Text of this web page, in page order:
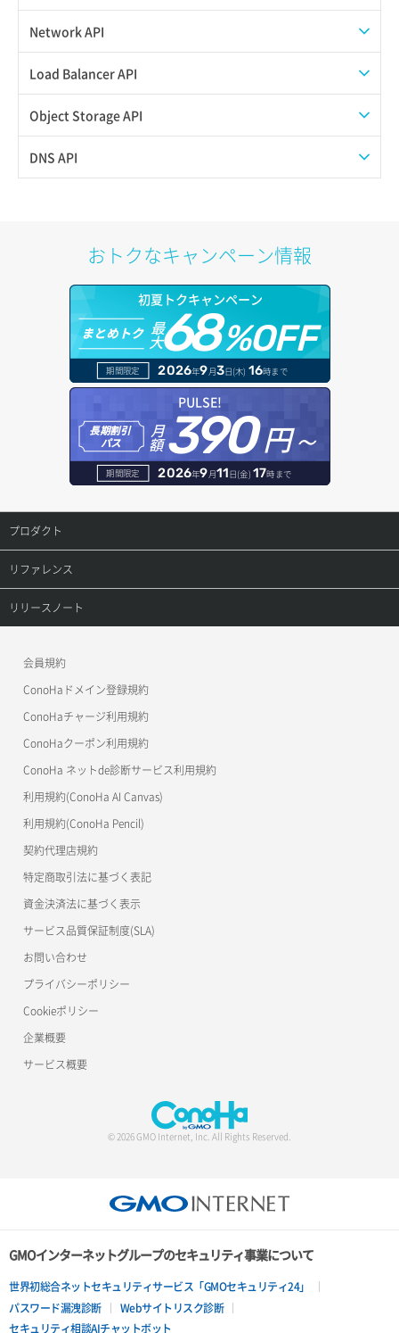
スナップショット削除
スナップショット詳細取得（アイテム指定）
バックアップリストア
バックアップ詳細一覧取得
ボリュームイメージ保存
ボリュームタイプ一覧取得
ボリュームタイプ詳細取得
ボリューム一覧取得
ボリューム削除
ボリューム更新
ボリューム詳細一覧取得
自動バックアップ有効化
ISOイメージ作成
イメージ一覧取得
イメージ保存容量変更
イメージ詳細取得
ISOイメージ挿入/排出
SSHキーペア一覧取得
SSHキーペア作成
アタッチ済みポート詳細取得
アタッチ済みボリューム一覧
アタッチ済みボリューム詳細取得
コンソールURL発行
サーバーに紐づくアドレス取得
サーバーに紐づくアドレス取得（ネットワーク指定）
サーバープラン一覧取得
サーバープラン変更
サーバープラン詳細一覧取得
サーバープラン詳細取得
サーバーメタデータ取得
サーバーメタデータ更新（ネームタグ変更）
サーバー一覧取得
サーバー作成
サーバー再構築（OS再インストール）
サーバー利用状況グラフ（ディスクIO）
サーバー削除
ポートデタッチ
ボリュームアタッチ
ボリュームデタッチ
Network API
QoSポリシー一覧取得
QoSポリシー詳細取得
サブネット一覧取得
サブネット詳細取得
セキュリティグループ ルール一覧取得
セキュリティグループ ルール作成
セキュリティグループ ルール削除
セキュリティグループ ルール詳細取得
セキュリティグループ一覧取得
ネットワーク一覧取得
ネットワーク作成（ローカルネットワーク用）
ネットワーク削除（ローカルネットワーク用）
ネットワーク詳細取得
ポート一覧取得
ポート作成（ローカルネットワーク用）
ポート作成（追加IP用）
ポート削除
ポート詳細取得
Load Balancer API
プール一覧取得
プール作成
ヘルスモニタ一覧取得
ヘルスモニタ作成
ヘルスモニタ削除
ヘルスモニタ更新
ヘルスモニタ詳細取得
メンバー更新
メンバー詳細取得
メンバー追加
リスナー作成
リスナー削除
リスナー更新
リスナー詳細取得
ロードバランサー一覧取得
ロードバランサー削除
ロードバランサー更新
ロードバランサー詳細取得
ロードバランサー追加
Object Storage API
Web公開
オブジェクトダウンロード
オブジェクトバージョン管理
オブジェクト一覧取得
オブジェクト削除
オブジェクト削除予約
オブジェクト複製
オブジェクト詳細取得
コンテナ一覧取得
コンテナ作成
コンテナ削除
ラージオブジェクトアップロード(DLO)
一時的Web公開
DNS API
ドメイン情報登録
ドメイン詳細取得
レコード一覧取得
レコード作成
レコード更新
レコード詳細取得
おトクなキャンペーン情報
初夏トクキャンペーン
まとめトク 最
大68%OFF
期間限定 2026年9月3日(木) 16時まで
PULSE!
長期割引
パス
月
額390円～
期間限定 2026年9月11日(金) 17時まで
プロダクト
プロダクトトップ
ConoHa VPS(Ver.3.0)
ConoHa for GAME
リファレンス
リファレンストップ
OpenStack CLI
Terraform
s3cmd
公開API(ConoHa VPS Ver.2.0)
リリースノート
会員規約
ConoHaドメイン登録規約
ConoHaチャージ利用規約
ConoHaクーポン利用規約
ConoHa ネットde診断サービス利用規約
利用規約(ConoHa AI Canvas)
利用規約(ConoHa Pencil)
契約代理店規約
特定商取引法に基づく表記
資金決済法に基づく表示
サービス品質保証制度(SLA)
お問い合わせ
プライバシーポリシー
Cookieポリシー
企業概要
サービス概要
© 2026 GMO Internet, Inc. All Rights Reserved.
GMOインターネットグループのセキュリティ事業について
世界初総合ネットセキュリティサービス「GMOセキュリティ24」
パスワード漏洩診断
Webサイトリスク診断
セキュリティ相談AIチャットボット